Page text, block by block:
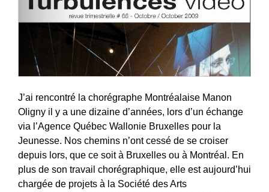
J’ai rencontré la chorégraphe Montréalaise Manon
Oligny il y a une dizaine d’années, lors d’un échange
via l’Agence Québec Wallonie Bruxelles pour la
Jeunesse. Nos chemins n’ont cessé de se croiser
depuis lors, que ce soit à Bruxelles ou à Montréal. En
plus de son travail chorégraphique, elle est aujourd’hui
chargée de projets à la Société des Arts